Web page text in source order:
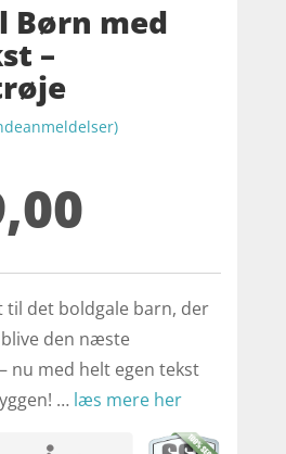
Børn med
–
til det boldgale barn, der
den næste
nu med helt egen tekst
… læs mere her